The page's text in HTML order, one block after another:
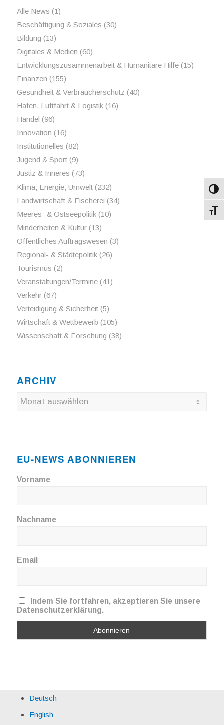
Alle News (1)
Beschäftigung & Soziales (30)
Bildung (13)
Digitales & Medien (60)
Entwicklungszusammenarbeit & Humanitäre Hilfe(15)
Finanzen (155)
Gesundheit & Verbraucherschutz (40)
Hafen, Luftfahrt & Logistik(16)
Handel (96)
Innovation (16)
Institutionelles (82)
Jugend & Sport(9)
Justiz & Inneres (73)
Klima, Energie, Umwelt(232)
Landwirtschaft & Fischerei (34)
Meeres- & Ostseepolitik(10)
Minderheiten & Kultur(13)
Öffentliches Auftragswesen (3)
Regional- & Städtepolitik(26)
Tourismus (2)
Veranstaltungen/Termine(41)
Verkehr(67)
Verteidigung & Sicherheit(5)
Wirtschaft & Wettbewerb (105)
Wissenschaft & Forschung (38)
ARCHIV
EU-NEWS ABONNIEREN
Vorname
Nachname
Email
Indem Sie fortfahren, akzeptieren Sie unsere
Datenschutzerklärung.
Deutsch
English